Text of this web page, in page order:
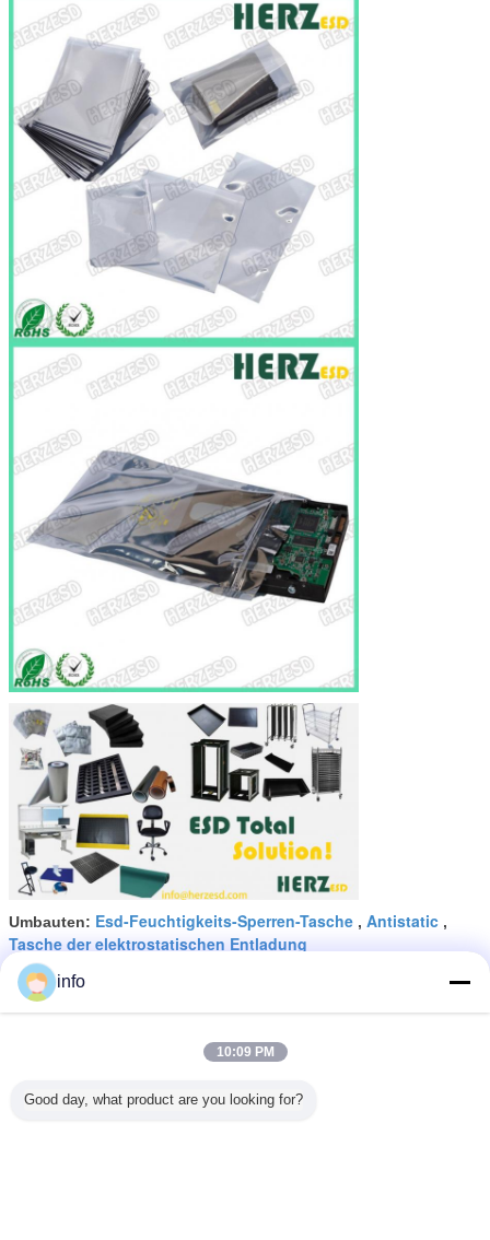
Umbauten: Esd-Feuchtigkeits-Sperren-Tasche , Antistatic ,
Tasche der elektrostatischen Entladung
Feuchtigkeits-Sperren-Tasche
info
10:09 PM
Good day, what product are you looking for?